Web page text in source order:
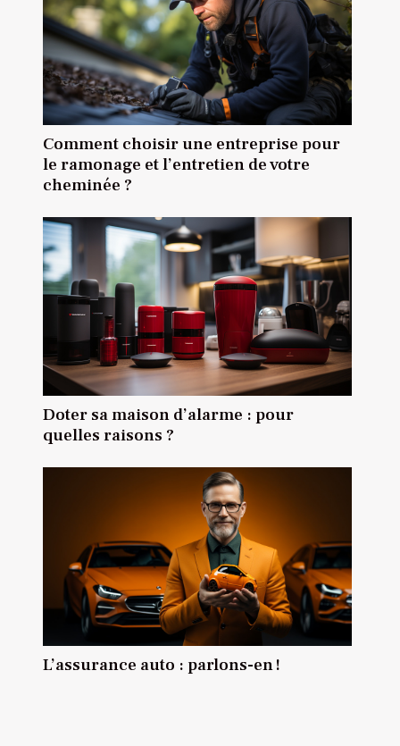
Comment choisir une entreprise pour
le ramonage et l’entretien de votre
cheminée ?
Doter sa maison d’alarme : pour
quelles raisons ?
L’assurance auto : parlons-en !